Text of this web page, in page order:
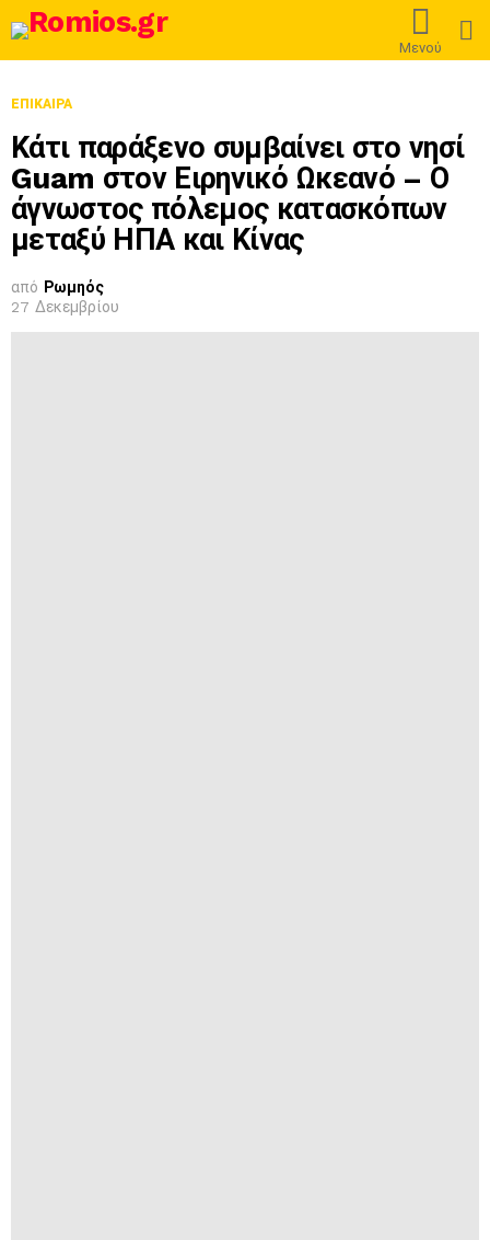
Μενού
ΕΠΊΚΑΙΡΑ
Κάτι παράξενο συμβαίνει στο νησί
Guam στον Ειρηνικό Ωκεανό – Ο
άγνωστος πόλεμος κατασκόπων
μεταξύ ΗΠΑ και Κίνας
από Ρωμηός
27 Δεκεμβρίου